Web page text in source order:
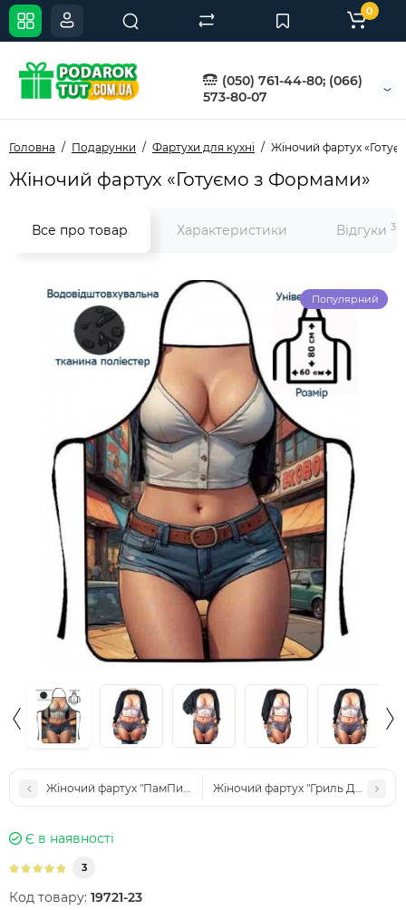
(050) 761-44-80; (066)
573-80-07
0
Головна Подарунки Фартухи для кухні Жіночий фартух
Жіночий фартух «Готуємо з Формами»
Все про товар Характеристики Відгуки 3
Популярний
Жіночий фартух "ПамПишечка"Жіночий фартух "Гриль Дива"
Є в наявності
3
Код товару: 19721-23